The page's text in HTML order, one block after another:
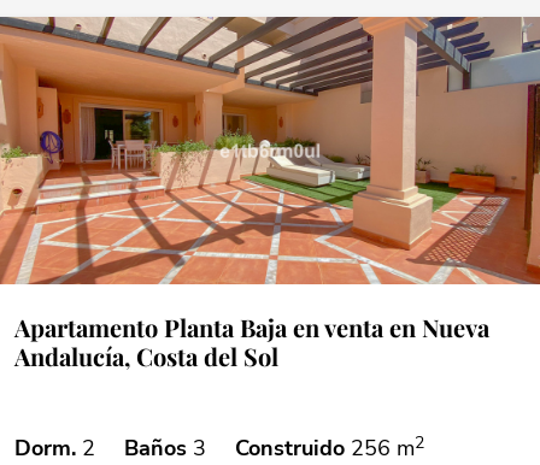
Apartamento Planta Baja en venta en Nueva
Andalucía, Costa del Sol
Dorm. 2 Baños 3 Construido 256 m2